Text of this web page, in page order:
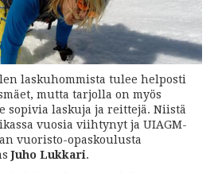
laskuhommista tulee helposti
mutta tarjolla on myös
sopivia laskuja ja reittejä. Niistä
vuosia viihtynyt ja UIAGM-
vuoristo-opaskoulusta
Juho Lukkari.